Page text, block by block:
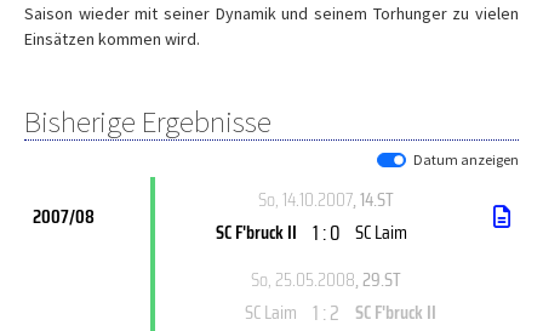
Saison wieder mit seiner Dynamik und seinem Torhunger zu vielen
Einsätzen kommen wird.
Bisherige Ergebnisse
Datum anzeigen
2007/08
So, 14.10.2007, 14.ST
SC F'bruck II 1 : 0 SC Laim
So, 25.05.2008, 29.ST
SC Laim 1 : 2 SC F'bruck II